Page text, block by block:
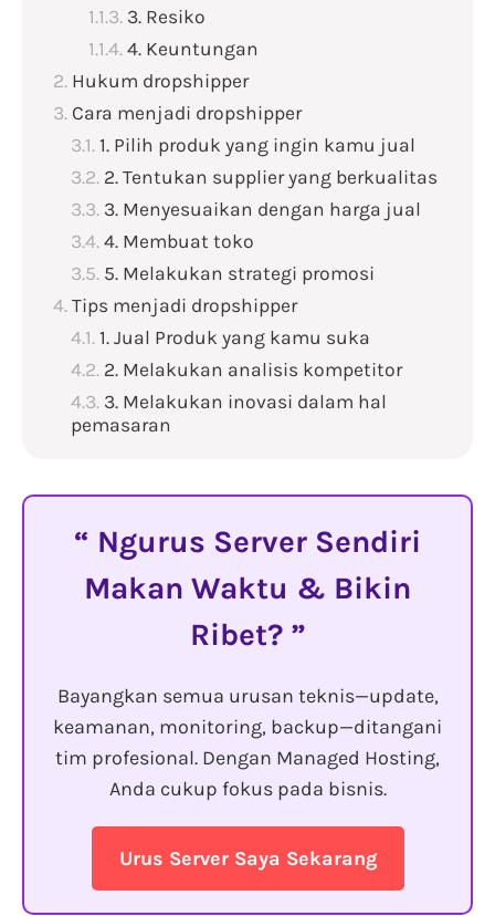
3. Resiko
4. Keuntungan
Hukum dropshipper
Cara menjadi dropshipper
1. Pilih produk yang ingin kamu jual
2. Tentukan supplier yang berkualitas
3. Menyesuaikan dengan harga jual
4. Membuat toko
5. Melakukan strategi promosi
Tips menjadi dropshipper
1. Jual Produk yang kamu suka
2. Melakukan analisis kompetitor
3. Melakukan inovasi dalam hal
pemasaran
Ngurus Server Sendiri
Makan Waktu & Bikin
Ribet?
Bayangkan semua urusan teknis—update,
keamanan, monitoring, backup—ditangani
tim profesional. Dengan Managed Hosting,
Anda cukup fokus pada bisnis.
Urus Server Saya Sekarang